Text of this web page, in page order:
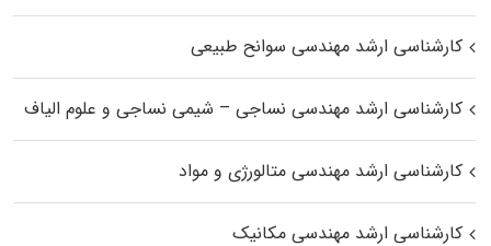
کارشناسی ارشد مهندسی سوانح طبیعی
کارشناسی ارشد مهندسی نساجی – شیمی نساجی و علوم الیاف
کارشناسی ارشد مهندسی متالورژی و مواد
کارشناسی ارشد مهندسی مکانیک